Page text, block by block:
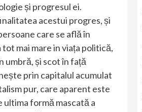
și progresul ei.
acestui progres, și
care se află în
mai mare in viața politică,
umbră, și scot în față
prin capitalul acumulat
pur, care aparent este
formă mascată a